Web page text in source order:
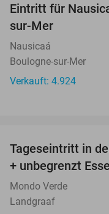
Eintritt für
sur-Mer
Nausicaá
Boulogne-sur-Mer
Verkauft: 4.924
Tageseintritt in
+ unbegrenzt
Mondo Verde
Landgraaf